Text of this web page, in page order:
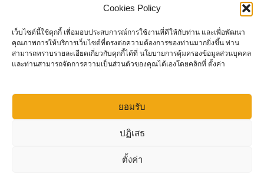
Cookies Policy
เว็บไซต์นี้ใช้คุกกี้ เพื่อมอบประสบการณ์การใช้งานที่ดีให้กับท่าน และเพื่อพัฒนา
คุณภาพการให้บริการเว็บไซต์ที่ตรงต่อความต้องการของท่านมากยิ่งขึ้น ท่าน
สามารถทราบรายละเอียดเกี่ยวกับคุกกี้ได้ที่ นโยบายการคุ้มครองข้อมูลส่วนบุคคล
และท่านสามารถจัดการความเป็นส่วนตัวของคุณได้เองโดยคลิกที่ ตั้งค่า
ยอมรับ
ปฏิเสธ
ตั้งค่า
แผนที่และการเดินทาง
Click to accept marketing cookies and
enable this content